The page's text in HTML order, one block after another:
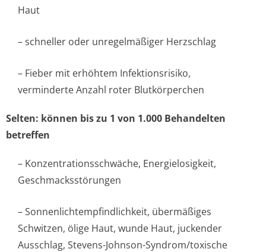
Haut
– schneller oder unregelmäßiger Herzschlag
– Fieber mit erhöhtem Infektionsrisiko,
verminderte Anzahl roter Blutkörperchen
Selten: können bis zu 1 von 1.000 Behandelten
betreffen
– Konzentration­sschwäche, Energielosigkeit,
Geschmacksstörungen
– Sonnenlichtem­pfindlichkeit, übermäßiges
Schwitzen, ölige Haut, wunde Haut, juckender
Ausschlag, Stevens-Johnson-Syndrom/toxische